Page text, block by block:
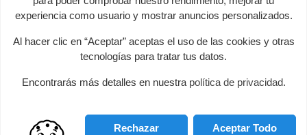
PRODUCTOS DESTACADOS
experiencia como usuario y mostrar anuncios personalizados.
Al hacer clic en “Aceptar” aceptas el uso de las cookies y otras
tecnologías para tratar tus datos.
Encontrarás más detalles en nuestra política de privacidad.
Aceptar Todo
Rechazar